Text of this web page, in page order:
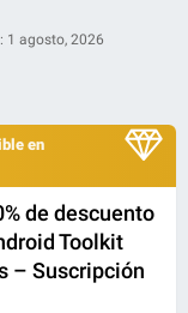
: 1 agosto, 2026
en
de descuento
Toolkit
– Suscripción